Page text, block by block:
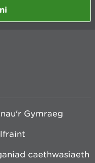
Gymraeg
caethwasiaeth